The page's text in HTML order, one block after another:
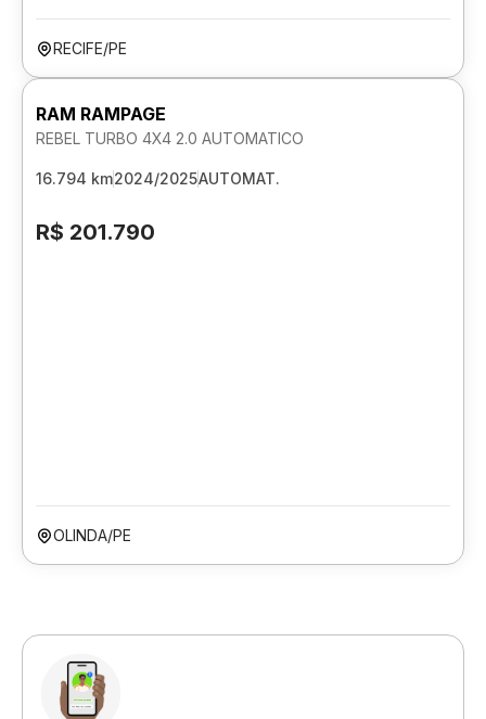
RECIFE/PE
RAM RAMPAGE
REBEL TURBO 4X4 2.0 AUTOMATICO
16.794 km2024/2025AUTOMAT.
R$ 201.790
OLINDA/PE